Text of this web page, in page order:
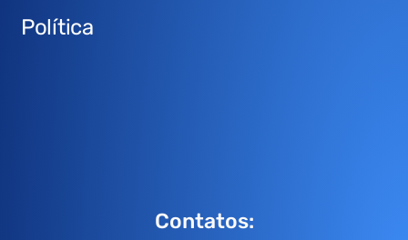
Política
Contatos: